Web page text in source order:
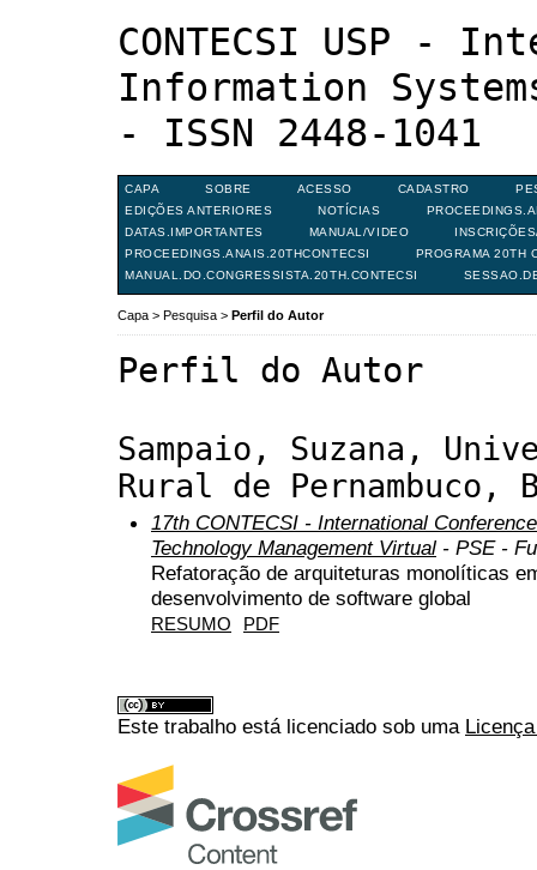
CONTECSI USP -
Information
- ISSN 2448-1041
CAPA SOBRE ACESSO CADASTRO
EDIÇÕES ANTERIORES
NOTÍCIAS
DATAS.IMPORTANTES
MANUAL/VIDEO
PROCEEDINGS.ANAIS.20THCONTECSI
PROGRAMA 20TH
MANUAL.DO.CONGRESSISTA.20TH.CONTECSI
Capa > Pesquisa > Perfil do Autor
Perfil do Autor
Sampaio, Suzana,
Rural de Pernambuco,
17th CONTECSI - International
Technology Management Virtual - PSE -
Refatoração de arquiteturas monolíticas
desenvolvimento de software global
RESUMO PDF
Este trabalho está licenciado sob uma